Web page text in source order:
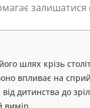
залишатися
шлях крізь
впливає на
дитинства до
вимір